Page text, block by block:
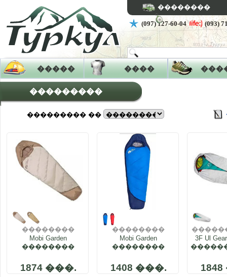
��������
��������
(097) 127-60-04 (093)
����� ����
���������
��������� ��
��������
����
Mobi Garden
��������
NX22562001
1874 ���.
��������
����
Mobi Garden
��������
NX21562009
1408 ���.
3F Ul
����